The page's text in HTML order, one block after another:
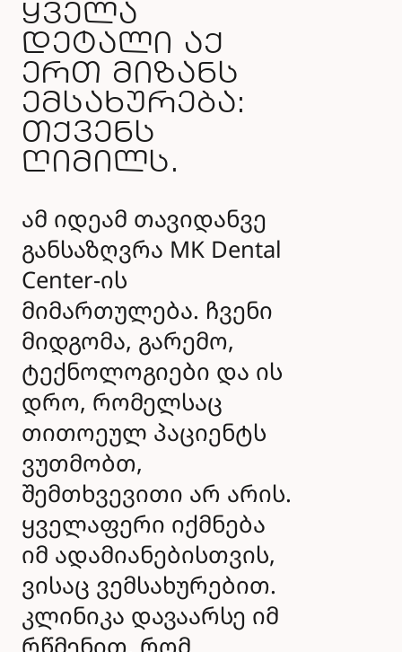
ყველა
დეტალი აქ
ერთ მიზანს
ემსახურება:
თქვენს
ღიმილს.
ამ იდეამ თავიდანვე
განსაზღვრა MK Dental
Center-ის
მიმართულება. ჩვენი
მიდგომა, გარემო,
ტექნოლოგიები და ის
დრო, რომელსაც
თითოეულ პაციენტს
ვუთმობთ,
შემთხვევითი არ არის.
ყველაფერი იქმნება
იმ ადამიანებისთვის,
ვისაც ვემსახურებით.
კლინიკა დავაარსე იმ
რწმენით, რომ